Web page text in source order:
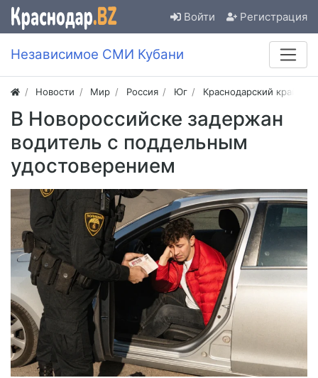
Войти Регистрация
Независимое СМИ Кубани
Новости Мир Россия Юг Краснодарский край
В Новороссийске задержан
водитель с поддельным
удостоверением